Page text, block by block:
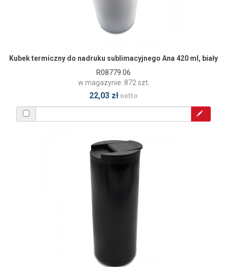
Kubek termiczny do nadruku sublimacyjnego Ana 420 ml, biały
R08779.06
w magazynie: 872 szt.
22,03 zł netto